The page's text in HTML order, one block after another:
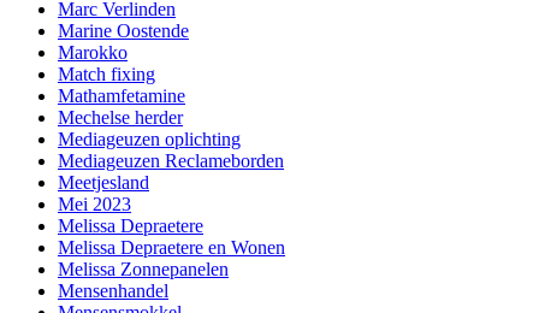
Marc Verlinden
Marine Oostende
Marokko
Match fixing
Mathamfetamine
Mechelse herder
Mediageuzen oplichting
Mediageuzen Reclameborden
Meetjesland
Mei 2023
Melissa Depraetere
Melissa Depraetere en Wonen
Melissa Zonnepanelen
Mensenhandel